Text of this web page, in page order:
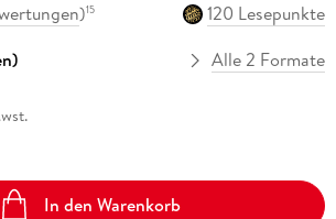
)15
120 Lesepunkte
Alle 2 Formate
In den Warenkorb